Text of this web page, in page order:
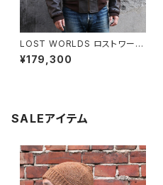
LOST WORLDS ロストワール
ド G-1フライトジャケット Seal
Brown
¥179,300
SALEアイテム